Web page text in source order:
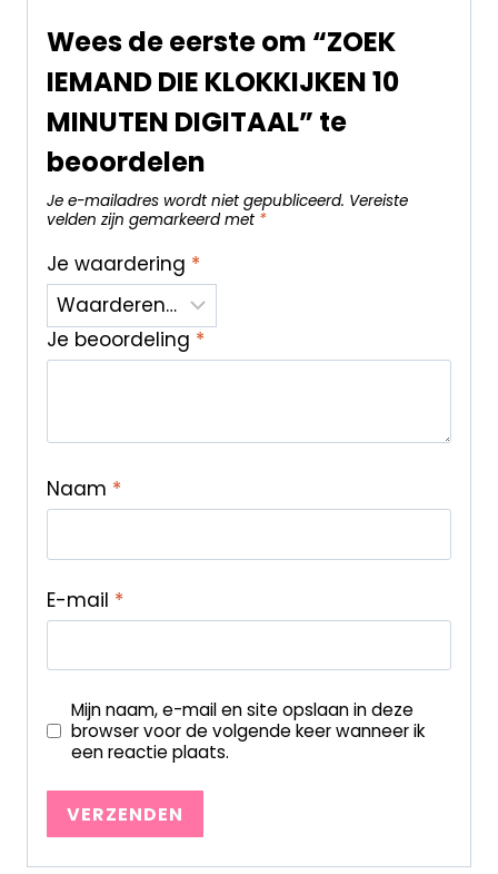
Wees de eerste om “ZOEK
IEMAND DIE KLOKKIJKEN 10
MINUTEN DIGITAAL” te
beoordelen
Je e-mailadres wordt niet gepubliceerd. Vereiste
velden zijn gemarkeerd met *
Je waardering *
Je beoordeling *
Naam *
E-mail *
Mijn naam, e-mail en site opslaan in deze
browser voor de volgende keer wanneer ik
een reactie plaats.